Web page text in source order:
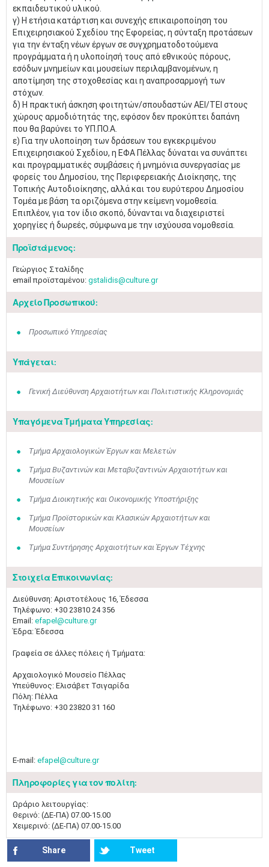
εκπαιδευτικού υλικού.
γ) Η ετήσια κατάρτιση και συνεχής επικαιροποίηση του
Επιχειρησιακού Σχεδίου της Εφορείας, η σύνταξη προτάσεων
για την ένταξη νέων έργων σε συγχρηματοδοτούμενα
προγράμματα ή η υλοποίησή τους από εθνικούς πόρους,
εσόδων μνημείων και μουσείων περιλαμβανομένων, η
αποτίμηση της στοχοθεσίας και η αναπροσαρμογή των
στόχων.
δ) Η πρακτική άσκηση φοιτητών/σπουδαστών ΑΕΙ/ΤΕΙ στους
χώρους αρμοδιότητάς της, εφόσον δεν προκύπτει δαπάνη
που θα βαρύνει το ΥΠ.ΠΟ.Α.
ε) Για την υλοποίηση των δράσεων του εγκεκριμένου
Επιχειρησιακού Σχεδίου, η ΕΦΑ Πέλλας δύναται να συνάπτει
και προγραμματικές συμβάσεις ή μνημόνια συνεργασίας με
φορείς του Δημοσίου, της Περιφερειακής Διοίκησης, της
Τοπικής Αυτοδιοίκησης, αλλά και του ευρύτερου Δημοσίου
Τομέα με βάση τα οριζόμενα στην κείμενη νομοθεσία.
Επιπλέον, για τον ίδιο σκοπό, δύνανται να διαχειριστεί
χορηγίες ή δωρεές, σύμφωνα με την ισχύουσα νομοθεσία.
Προϊστάμενος:
Γεώργιος Σταλίδης
email προϊσταμένου: gstalidis@culture.gr
Αρχείο Προσωπικού:
Προσωπικό Υπηρεσίας
Υπάγεται:
Γενική Διεύθυνση Αρχαιοτήτων και Πολιτιστικής Κληρονομιάς
Υπαγόμενα Τμήματα Υπηρεσίας:
Τμήμα Αρχαιολογικών Έργων και Μελετών
Τμήμα Βυζαντινών και Μεταβυζαντινών Αρχαιοτήτων και
Μουσείων
Τμήμα Διοικητικής και Οικονομικής Υποστήριξης
Τμήμα Προϊστορικών και Κλασικών Αρχαιοτήτων και
Μουσείων
Τμήμα Συντήρησης Αρχαιοτήτων και Έργων Τέχνης
Στοιχεία Επικοινωνίας:
Διεύθυνση: Αριστοτέλους 16, Έδεσσα
Τηλέφωνο: +30 23810 24 356
Email: efapel@culture.gr
Έδρα: Έδεσσα
Γραφεία σε άλλες πόλεις ή Τμήματα:
Αρχαιολογικό Μουσείο Πέλλας
Υπεύθυνος: Ελισάβετ Τσιγαρίδα
Πόλη: Πέλλα
Τηλέφωνο: +30 23820 31 160
E-mail: efapel@culture.gr
Πληροφορίες για τον πολίτη:
Ωράριο λειτουργίας:
Θερινό: (ΔΕ-ΠΑ) 07.00-15.00
Χειμερινό: (ΔΕ-ΠΑ) 07.00-15.00
Share Tweet